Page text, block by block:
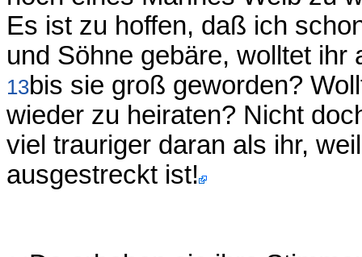
Es ist zu hoffen, daß ich
und Söhne gebäre, wolltet ihr
13bis sie groß geworden?
wieder zu heiraten? Nicht
viel trauriger daran als ihr,
ausgestreckt ist!